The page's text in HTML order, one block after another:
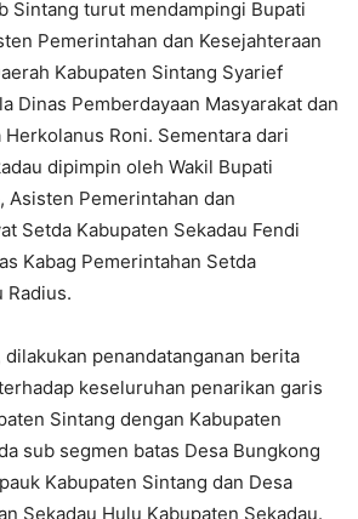
Sintang turut mendampingi Bupati
Pemerintahan dan Kesejahteraan
Kabupaten Sintang Syarief
Dinas Pemberdayaan Masyarakat dan
Roni. Sementara dari
dipimpin oleh Wakil Bupati
Asisten Pemerintahan dan
Setda Kabupaten Sekadau Fendi
Kabag Pemerintahan Setda
Radius.
penandatanganan berita
keseluruhan penarikan garis
Sintang dengan Kabupaten
sub segmen batas Desa Bungkong
Kabupaten Sintang dan Desa
Sekadau Hulu Kabupaten Sekadau.